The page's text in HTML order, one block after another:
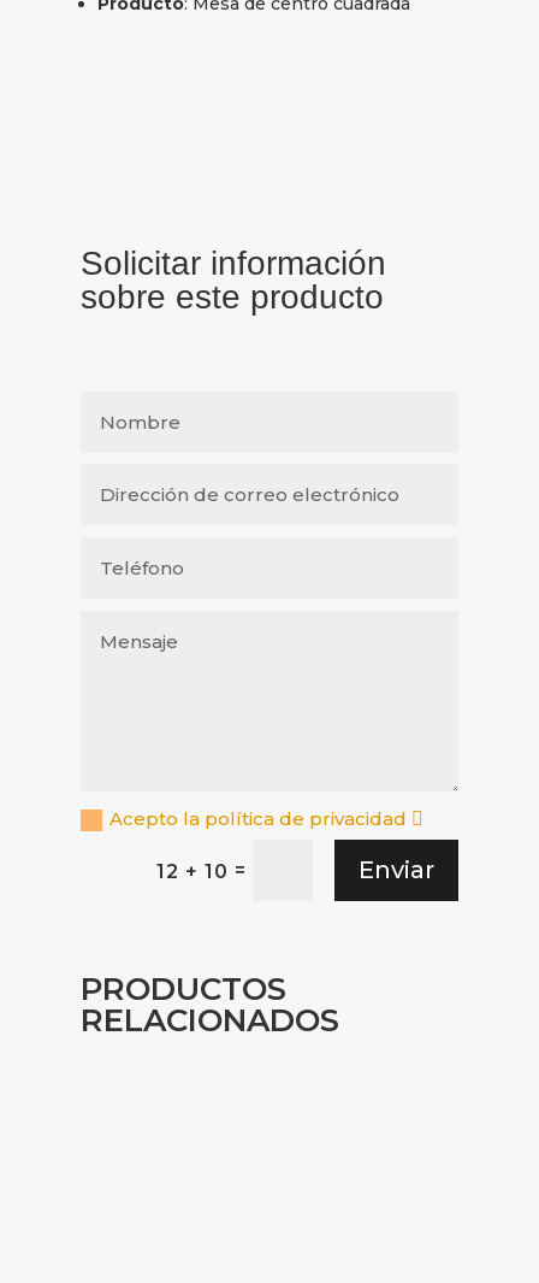
Solicitar información
sobre este producto
Acepto la política de privacidad
12 + 10 = Enviar
PRODUCTOS
RELACIONADOS